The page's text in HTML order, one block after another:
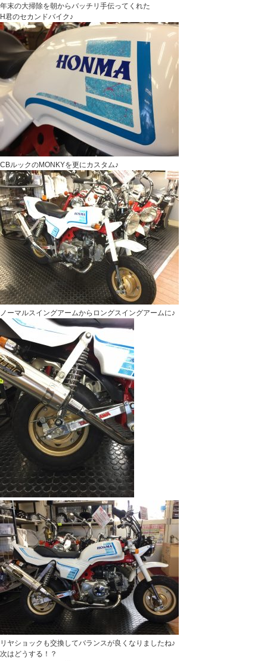
年末の大掃除を朝からバッチリ手伝ってくれた
H君のセカンドバイク♪
CBルックのMONKYを更にカスタム♪
ノーマルスイングアームからロングスイングアームに♪
リヤショックも交換してバランスが良くなりましたね♪
次はどうする！？